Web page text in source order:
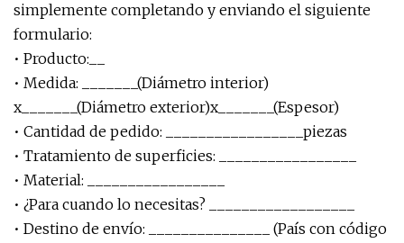
simplemente completando y enviando el siguiente
formulario:
• Producto:__
• Medida: _______(Diámetro interior)
x_______(Diámetro exterior)x_______(Espesor)
• Cantidad de pedido: _________________piezas
• Tratamiento de superficies: _________________
• Material: _________________
• ¿Para cuando lo necesitas? __________________
• Destino de envío: _______________ (País con código